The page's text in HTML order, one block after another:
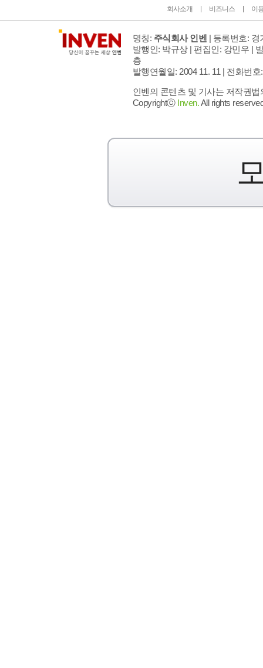
회사소개 비즈니스 이
명칭: 주식회사 인벤 | 등록번호: 경
발행인: 박규상 | 편집인: 강민우 |
층
발행연월일: 2004 11. 11 | 전화번호
인벤의 콘텐츠 및 기사는 저작권
Copyrightⓒ Inven.All rights